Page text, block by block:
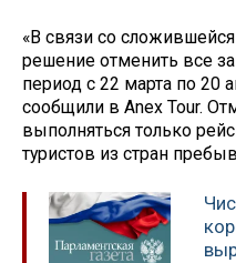
«В связи со
решение отменить все
период c 22 марта по 20
сообщили в Anex Tour.
выполняться только
туристов из стран